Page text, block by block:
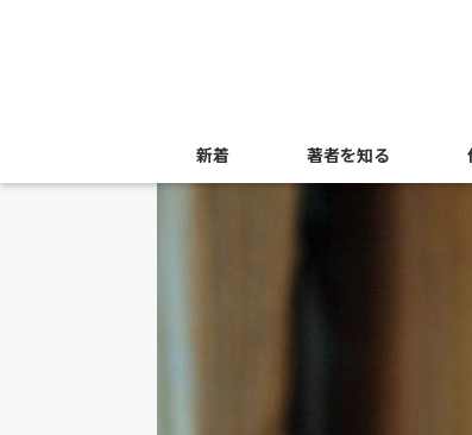
新着 著者を知る